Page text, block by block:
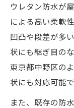
建物
長期的
マンシ
れる背
ウレタ
ウレタン防水が
による高い柔軟
凹凸や段差が多
状にも継ぎ目の
東京都中野区の
状にも対応可能で
また、既存の防